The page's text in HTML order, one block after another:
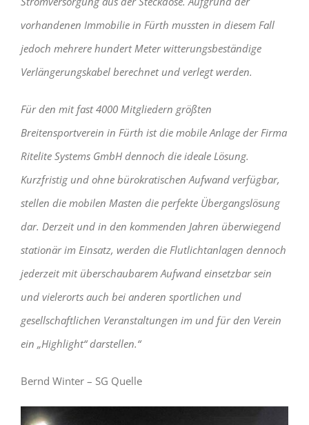
vorhandenen Immobilie in Fürth mussten in diesem Fall
jedoch mehrere hundert Meter witterungsbeständige
Verlängerungskabel berechnet und verlegt werden.
Für den mit fast 4000 Mitgliedern größten
Breitensportverein in Fürth ist die mobile Anlage der Firma
Ritelite Systems GmbH dennoch die ideale Lösung.
Kurzfristig und ohne bürokratischen Aufwand verfügbar,
stellen die mobilen Masten die perfekte Übergangslösung
dar. Derzeit und in den kommenden Jahren überwiegend
stationär im Einsatz, werden die Flutlichtanlagen dennoch
jederzeit mit überschaubarem Aufwand einsetzbar sein
und vielerorts auch bei anderen sportlichen und
gesellschaftlichen Veranstaltungen im und für den Verein
ein „Highlight“ darstellen.“
Bernd Winter – SG Quelle